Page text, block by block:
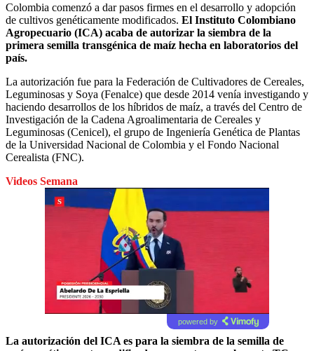
Colombia comenzó a dar pasos firmes en el desarrollo y adopción
de cultivos genéticamente modificados. El Instituto Colombiano
Agropecuario (ICA) acaba de autorizar la siembra de la
primera semilla transgénica de maíz hecha en laboratorios del
país.
La autorización fue para la Federación de Cultivadores de Cereales,
Leguminosas y Soya (Fenalce) que desde 2014 venía investigando y
haciendo desarrollos de los híbridos de maíz, a través del Centro de
Investigación de la Cadena Agroalimentaria de Cereales y
Leguminosas (Cenicel), el grupo de Ingeniería Genética de Plantas
de la Universidad Nacional de Colombia y el Fondo Nacional
Cerealista (FNC).
Videos Semana
powered by
La autorización del ICA es para la siembra de la semilla de